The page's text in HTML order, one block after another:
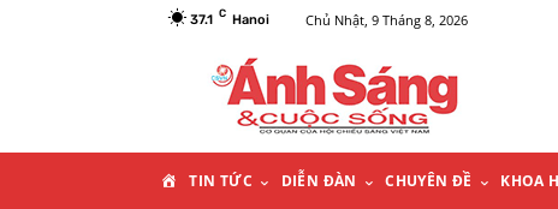
37.1 C Hanoi Chủ Nhật, 9 Tháng 8, 2026
TIN TỨC DIỄN ĐÀN CHUYÊN ĐỀ KHOA